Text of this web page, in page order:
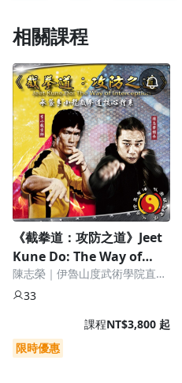
烘焙料理
健康健身
生活品味
職場技能
行銷
相關課程
《截拳道：攻防之道》Jeet
Kune Do: The Way of
Interception
陳志榮｜伊魯山度武術學院直屬
教官（李小龍嫡系傳承）
33
課程NT$3,800 起
限時優惠
0.75x